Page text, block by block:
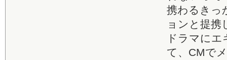
携わるきっ
ョンと提携
ドラマに
て、CMで